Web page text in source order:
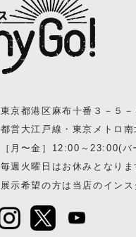
東京都港区麻布十番３－５
都営大江戸線・東京メトロ
［月〜金］12:00～23:00(
毎週火曜日はお休みとなりま
展示希望の方は当店のイン